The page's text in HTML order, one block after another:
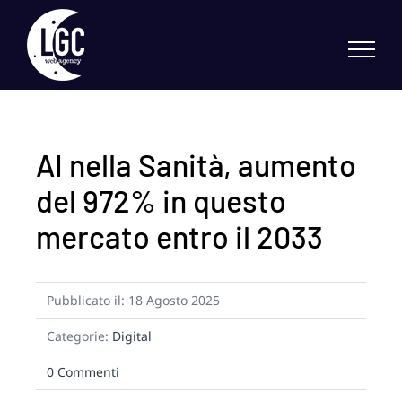
content
AI nella Sanità, aumento
del 972% in questo
mercato entro il 2033
Pubblicato il: 18 Agosto 2025
Categorie: Digital
0 Commention
AI